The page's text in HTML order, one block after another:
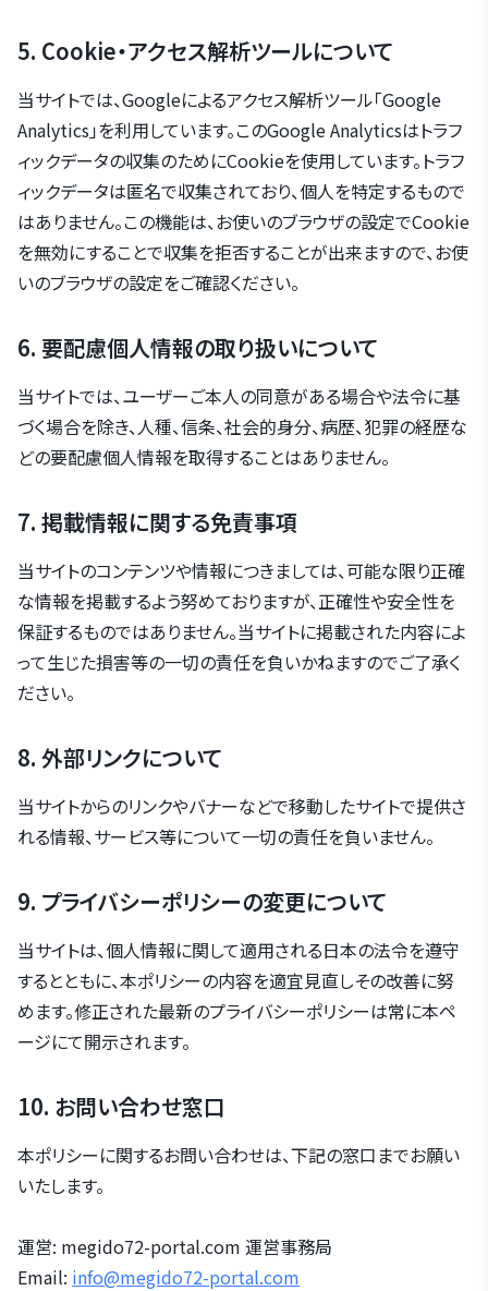
5. Cookie・アクセス解析ツールについて
当サイトでは、Googleによるアクセス解析ツール「Google
Analytics」を利用しています。このGoogle Analyticsはトラフ
ィックデータの収集のためにCookieを使用しています。トラフ
ィックデータは匿名で収集されており、個人を特定するもので
はありません。この機能は、お使いのブラウザの設定でCookie
を無効にすることで収集を拒否することが出来ますので、お使
いのブラウザの設定をご確認ください。
6. 要配慮個人情報の取り扱いについて
当サイトでは、ユーザーご本人の同意がある場合や法令に基
づく場合を除き、人種、信条、社会的身分、病歴、犯罪の経歴な
どの要配慮個人情報を取得することはありません。
7. 掲載情報に関する免責事項
当サイトのコンテンツや情報につきましては、可能な限り正確
な情報を掲載するよう努めておりますが、正確性や安全性を
保証するものではありません。当サイトに掲載された内容によ
って生じた損害等の一切の責任を負いかねますのでご了承く
ださい。
8. 外部リンクについて
当サイトからのリンクやバナーなどで移動したサイトで提供さ
れる情報、サービス等について一切の責任を負いません。
9. プライバシーポリシーの変更について
当サイトは、個人情報に関して適用される日本の法令を遵守
するとともに、本ポリシーの内容を適宜見直しその改善に努
めます。修正された最新のプライバシーポリシーは常に本ペ
ージにて開示されます。
10. お問い合わせ窓口
本ポリシーに関するお問い合わせは、下記の窓口までお願い
いたします。
運営: megido72-portal.com 運営事務局
Email: info@megido72-portal.com